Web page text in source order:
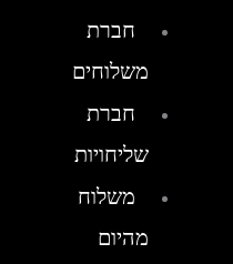
חברת
משלוחים
חברת
שליחויות
משלוח
מהיום